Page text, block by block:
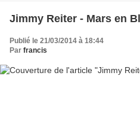
Jimmy Reiter - Mars en
Publié le 21/03/2014 à 18:44
Par francis